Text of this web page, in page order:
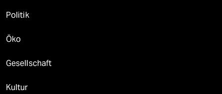
Politik
Öko
Gesellschaft
Kultur